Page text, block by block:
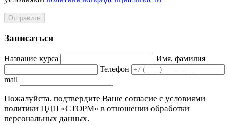
Отправить
Записаться
Название курса
Имя, фамилия
Телефон
mail
Пожалуйста, подтвердите Ваше согласие с условиями
политики ЦДП «СТОРМ» в отношении обработки
персональных данных.